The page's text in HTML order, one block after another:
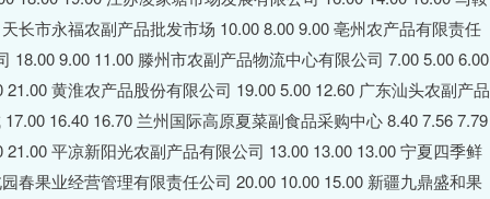
长市永福农副产品批发市场 10.00 8.00 9.00 亳州农产品有限责任
9.00 11.00 滕州市农副产品物流中心有限公司 7.00 5.00 6.00
黄淮农产品股份有限公司 19.00 5.00 12.60 广东汕头农副产品
16.40 16.70 兰州国际高原夏菜副食品采购中心 8.40 7.56 7.79
平凉新阳光农副产品有限公司 13.00 13.00 13.00 宁夏四季鲜
春果业经营管理有限责任公司 20.00 10.00 15.00 新疆九鼎盛和果